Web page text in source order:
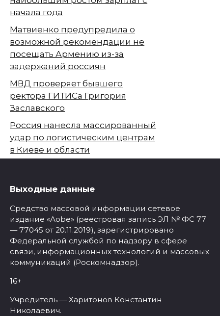
начала года
Матвиенко предупредила о
возможной рекомендации не
посещать Армению из-за
задержаний россиян
МВД проверяет бывшего
ректора ГИТИСа Григория
Заславского
Россия нанесла массированный
удар по логистическим центрам
в Киеве и области
Выходные данные
Средство массовой информации сетевое
издание «Aobe» (реестровая запись ЭЛ № ФС 77
— 77045 от 20.11.2019), зарегистрировано
Федеральной службой по надзору в сфере
связи, информационных технологий и массовых
коммуникаций (Роскомнадзор).
16+
Учредитель — Харитонов Константин
Николаевич.